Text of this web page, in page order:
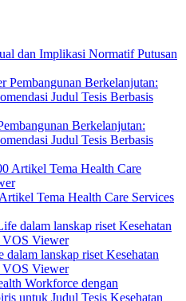
dan Implikasi Normatif Putusan
Berkelanjutan:
Judul Tesis Berbasis
Tema Health Care Services
lanskap riset Kesehatan
VOS Viewer